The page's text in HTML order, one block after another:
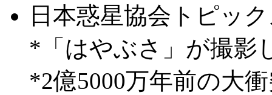
日本惑星協会トピッ
*「はやぶさ」が撮影
*2億5000万年前の大